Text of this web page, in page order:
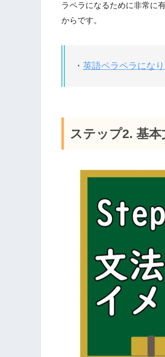
ラペラになるために非常に
からです。
・ 英語ペラペラにな
ステップ2. 基本